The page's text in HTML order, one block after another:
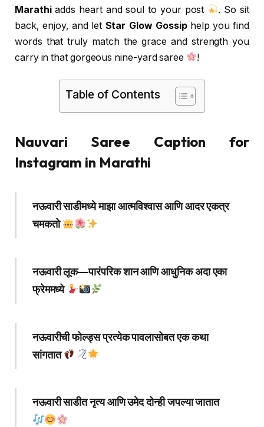
Marathiadds heart and soul to your post
. So sit
back, enjoy, and let Star Glow Gossiphelp you find
words that truly match the grace and strength you
carry in that gorgeous nine-yard saree
!
Table of Contents
Nauvari Saree Caption for
Instagram in Marathi
नऊवारी साडीमध्ये माझा आत्मविश्वास आणि आदर एकत्र
चमकतो
नऊवारी लूक—पारंपरिक शान आणि आधुनिक अदा एका
फ्रेममध्ये
नऊवारीची फोल्ड्स प्रत्येक पावलासोबत एक कथा
सांगतात
नऊवारी साडीत नृत्य आणि उमेद दोन्ही जपल्या जातात